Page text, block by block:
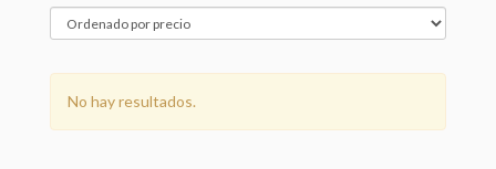
No hay resultados.